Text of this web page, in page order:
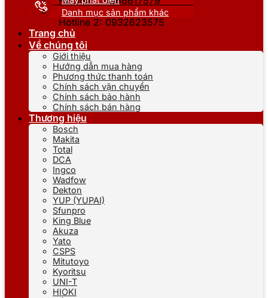
Hotline 2: 0932623575
Danh mục sản phẩm khác
Trang chủ
Về chúng tôi
Giới thiệu
Hướng dẫn mua hàng
Phương thức thanh toán
Chính sách vận chuyển
Chính sách bảo hành
Chính sách bán hàng
Thương hiệu
Bosch
Makita
Total
DCA
Ingco
Wadfow
Dekton
YUP (YUPAI)
Sfunpro
King Blue
Akuza
Yato
CSPS
Mitutoyo
Kyoritsu
UNI-T
HIOKI